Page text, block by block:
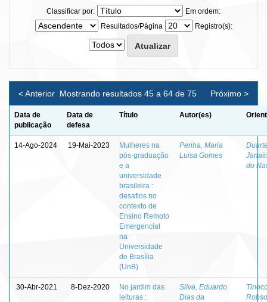
Classificar por:
Em ordem:
Resultados/Página
Registro(s):
Mostrando resultados 45 a 64 de 75
< Anterior Próximo >
Data de
publicação
Data de
defesa
Título Autor(es)
14-Ago-2024 19-Mai-2023
Mulheres na
pós-graduação
e a
universidade
brasileira :
desafios no
contexto de
Ensino Remoto
Emergencial
na
Universidade
de Brasília
(UnB)
Penha, Maria
Luisa Gomes
do
30-Abr-2021 8-Dez-2020
No jardim das
leituras :
Silva, Eduardo
Dias da